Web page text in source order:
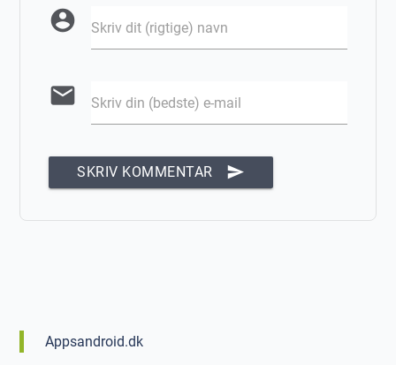
account_circle Skriv dit (rigtige) navn
email Skriv din (bedste) e-mail
SKRIV KOMMENTAR send
Appsandroid.dk